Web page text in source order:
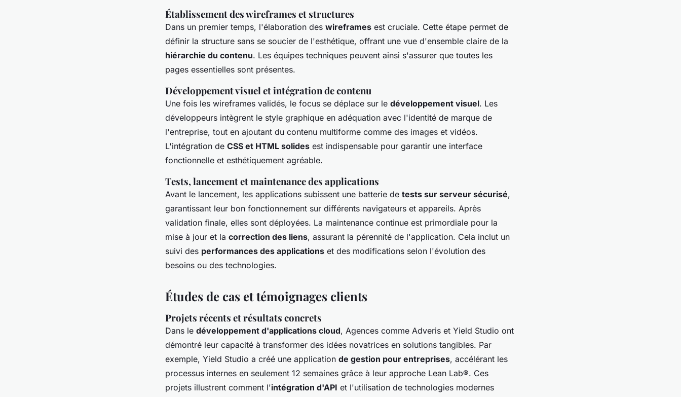
Établissement des wireframes et structures
Dans un premier temps, l'élaboration des wireframes est cruciale. Cette étape permet de
définir la structure sans se soucier de l'esthétique, offrant une vue d'ensemble claire de la
hiérarchie du contenu. Les équipes techniques peuvent ainsi s'assurer que toutes les
pages essentielles sont présentes.
Développement visuel et intégration de contenu
Une fois les wireframes validés, le focus se déplace sur le développement visuel. Les
développeurs intègrent le style graphique en adéquation avec l'identité de marque de
l'entreprise, tout en ajoutant du contenu multiforme comme des images et vidéos.
L'intégration de CSS et HTML solides est indispensable pour garantir une interface
fonctionnelle et esthétiquement agréable.
Tests, lancement et maintenance des applications
Avant le lancement, les applications subissent une batterie de tests sur serveur sécurisé,
garantissant leur bon fonctionnement sur différents navigateurs et appareils. Après
validation finale, elles sont déployées. La maintenance continue est primordiale pour la
mise à jour et la correction des liens, assurant la pérennité de l'application. Cela inclut un
suivi des performances des applications et des modifications selon l'évolution des
besoins ou des technologies.
Études de cas et témoignages clients
Projets récents et résultats concrets
Dans le développement d'applications cloud, Agences comme Adveris et Yield Studio ont
démontré leur capacité à transformer des idées novatrices en solutions tangibles. Par
exemple, Yield Studio a créé une application de gestion pour entreprises, accélérant les
processus internes en seulement 12 semaines grâce à leur approche Lean Lab®. Ces
projets illustrent comment l'intégration d'API et l'utilisation de technologies modernes